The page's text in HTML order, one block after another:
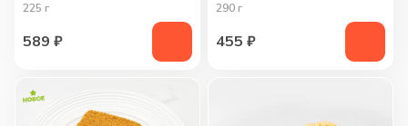
225 г
589 ₽
290 г
455 ₽